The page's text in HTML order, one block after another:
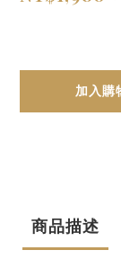
加入購
商品描述